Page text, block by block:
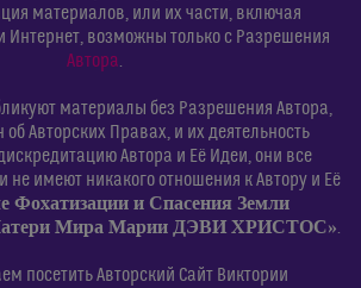
материалов, или их части, включая
Интернет, возможны только с Разрешения
Автора.
материалы без Разрешения Автора,
Авторских Правах, и их деятельность
Автора и Её Идеи, они все
имеют никакого отношения к Автору и Её
Фохатизации и Спасения Земли
Мира Марии ДЭВИ ХРИСТОС».
посетить Авторский Сайт Виктории